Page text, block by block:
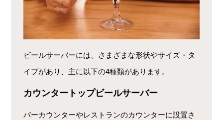
ビールサーバーには、さまざまな形状やサイズ・タ
イプがあり、主に以下の4種類があります。
カウンタートップビールサーバー
バーカウンターやレストランのカウンターに設置さ